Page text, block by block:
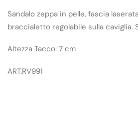
Sandalo zeppa in pelle, fascia
braccialetto regolabile sulla caviglia.
Altezza Tacco: 7 cm
ART.RV991